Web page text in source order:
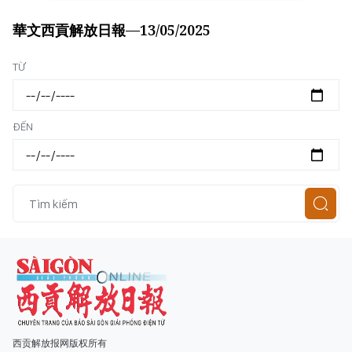
Loading...
華文西貢解放日報—13/05/2025
TỪ
ĐẾN
西贡解放报网版权所有